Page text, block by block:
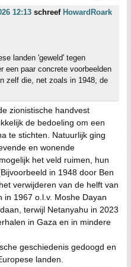
12:13 schreef HowardRoark
landen 'geweld' tegen
een paar concrete voorbeelden
zelf die, net zoals in 1948, de
zionistische handvest
de bedoeling om een
te stichten. Natuurlijk ging
en wonende
het veld ruimen, hun
in 1948 door Ben
verwijderen van de helft van
in 1967 o.l.v. Moshe Dayan
terwijl Netanyahu in 2023
in Gaza en in mindere
geschiedenis gedoogd en
landen.